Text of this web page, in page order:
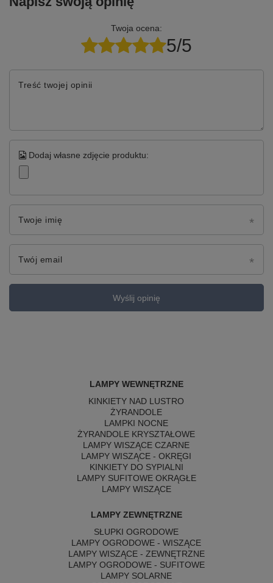
Twoja ocena:
5/5
Treść twojej opinii
Dodaj własne zdjęcie produktu:
Twoje imię
Twój email
Wyślij opinię
LAMPY WEWNĘTRZNE
KINKIETY NAD LUSTRO
ŻYRANDOLE
LAMPKI NOCNE
ŻYRANDOLE KRYSZTAŁOWE
LAMPY WISZĄCE CZARNE
LAMPY WISZĄCE - OKRĘGI
KINKIETY DO SYPIALNI
LAMPY SUFITOWE OKRĄGŁE
LAMPY WISZĄCE
LAMPY ZEWNĘTRZNE
SŁUPKI OGRODOWE
LAMPY OGRODOWE - WISZĄCE
LAMPY WISZĄCE - ZEWNĘTRZNE
LAMPY OGRODOWE - SUFITOWE
LAMPY SOLARNE